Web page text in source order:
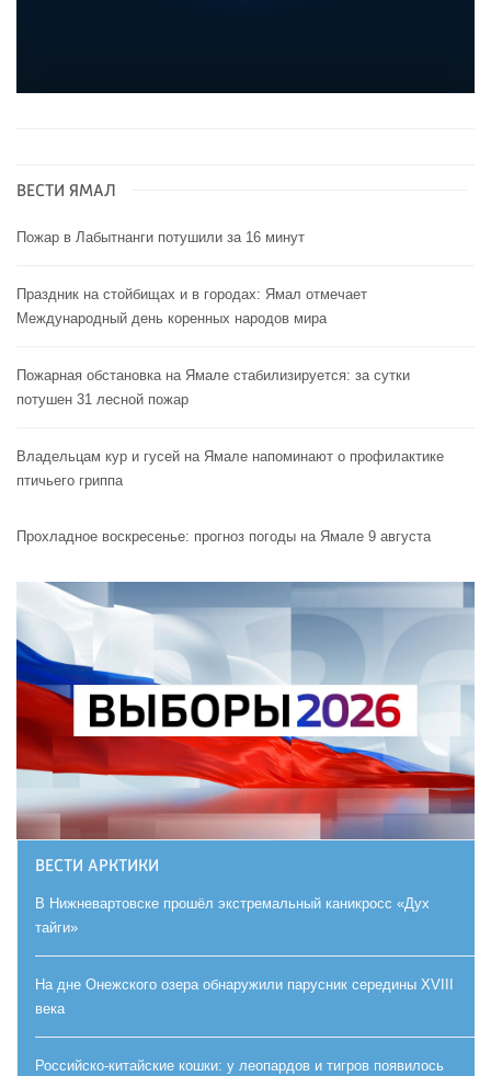
ВЕСТИ ЯМАЛ
Пожар в Лабытнанги потушили за 16 минут
Праздник на стойбищах и в городах: Ямал отмечает
Международный день коренных народов мира
Пожарная обстановка на Ямале стабилизируется: за сутки
потушен 31 лесной пожар
Владельцам кур и гусей на Ямале напоминают o профилактике
птичьего гриппа
Прохладное воскресенье: прогноз погоды на Ямале 9 августа
ВЕСТИ АРКТИКИ
В Нижневартовске прошёл экстремальный каникросс «Дух
тайги»
На дне Онежского озера обнаружили парусник середины XVIII
века
Российско-китайские кошки: у леопардов и тигров появилось